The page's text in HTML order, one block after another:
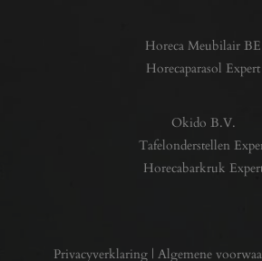
Horeca Meubilair BE
Horecaparasol Expert
Okido B.V.
Tafelonderstellen
Horecabarkruk
Privacyverklaring | Algemene